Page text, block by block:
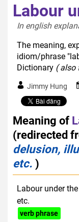
Labour
In english
The meaning,
idiom/phrase
Dictionary ( also
Jimmy Hung
Meaning of
(redirected
delusion,
etc. )
Labour under
etc.
verb phrase